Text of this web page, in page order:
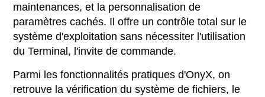
maintenances, et la personnalisation de
paramètres cachés. Il offre un contrôle total sur le
système d'exploitation sans nécessiter l'utilisation
du Terminal, l'invite de commande.
Parmi les fonctionnalités pratiques d'OnyX, on
retrouve la vérification du système de fichiers, le